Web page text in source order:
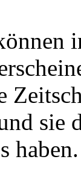
sie
haben.